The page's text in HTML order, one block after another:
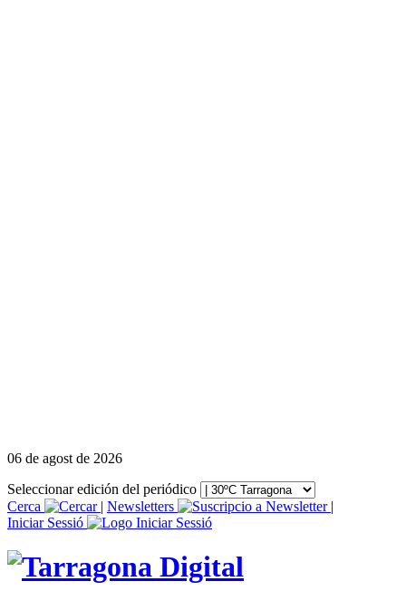
06 de agost de 2026
Seleccionar edición del periódico
Cerca
| Newsletters
|
Iniciar Sessió